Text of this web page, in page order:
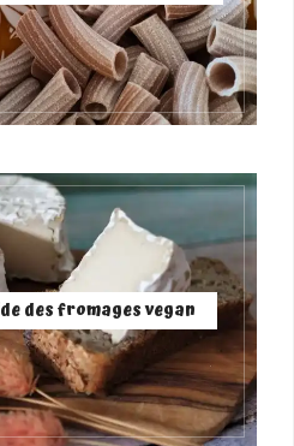
des fromages vegan